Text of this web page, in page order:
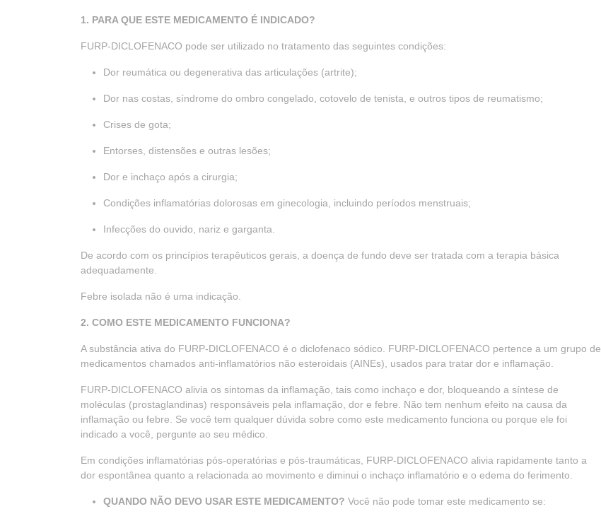
1. PARA QUE ESTE MEDICAMENTO É INDICADO?
FURP-DICLOFENACO pode ser utilizado no tratamento das seguintes condições:
Dor reumática ou degenerativa das articulações (artrite);
Dor nas costas, síndrome do ombro congelado, cotovelo de tenista, e outros tipos de reumatismo;
Crises de gota;
Entorses, distensões e outras lesões;
Dor e inchaço após a cirurgia;
Condições inflamatórias dolorosas em ginecologia, incluindo períodos menstruais;
Infecções do ouvido, nariz e garganta.
De acordo com os princípios terapêuticos gerais, a doença de fundo deve ser tratada com a terapia básica
adequadamente.
Febre isolada não é uma indicação.
2. COMO ESTE MEDICAMENTO FUNCIONA?
A substância ativa do FURP-DICLOFENACO é o diclofenaco sódico. FURP-DICLOFENACO pertence a um grupo de
medicamentos chamados anti-inflamatórios não esteroidais (AINEs), usados para tratar dor e inflamação.
FURP-DICLOFENACO alivia os sintomas da inflamação, tais como inchaço e dor, bloqueando a síntese de
moléculas (prostaglandinas) responsáveis pela inflamação, dor e febre. Não tem nenhum efeito na causa da
inflamação ou febre. Se você tem qualquer dúvida sobre como este medicamento funciona ou porque ele foi
indicado a você, pergunte ao seu médico.
Em condições inflamatórias pós-operatórias e pós-traumáticas, FURP-DICLOFENACO alivia rapidamente tanto a
dor espontânea quanto a relacionada ao movimento e diminui o inchaço inflamatório e o edema do ferimento.
QUANDO NÃO DEVO USAR ESTE MEDICAMENTO? Você não pode tomar este medicamento se: